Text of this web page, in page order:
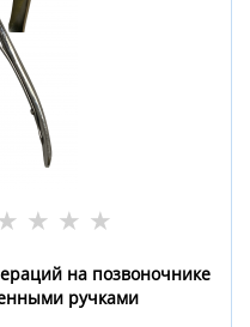
★ ★ ★
на позвоночнике
ручками